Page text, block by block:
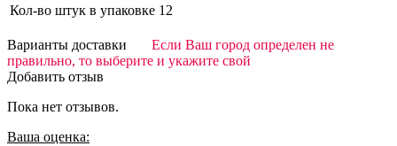
Кол-во штук в упаковке 12
Варианты доставки
Если Ваш город определен не
правильно, то выберите и укажите свой
Добавить отзыв
Пока нет отзывов.
Ваша оценка: